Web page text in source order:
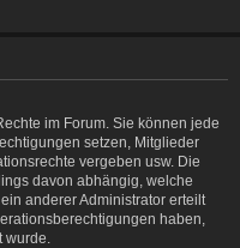
im Forum. Sie können jede
setzen, Mitglieder
vergeben usw. Die
davon abhängig, welche
anderer Administrator erteilt
haben,